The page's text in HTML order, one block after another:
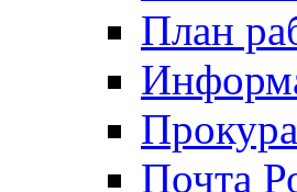
План
Почта